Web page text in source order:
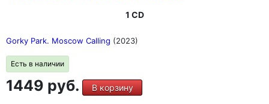
1 CD
Gorky Park. Moscow Calling (2023)
Есть в наличии
1449 руб. В корзину